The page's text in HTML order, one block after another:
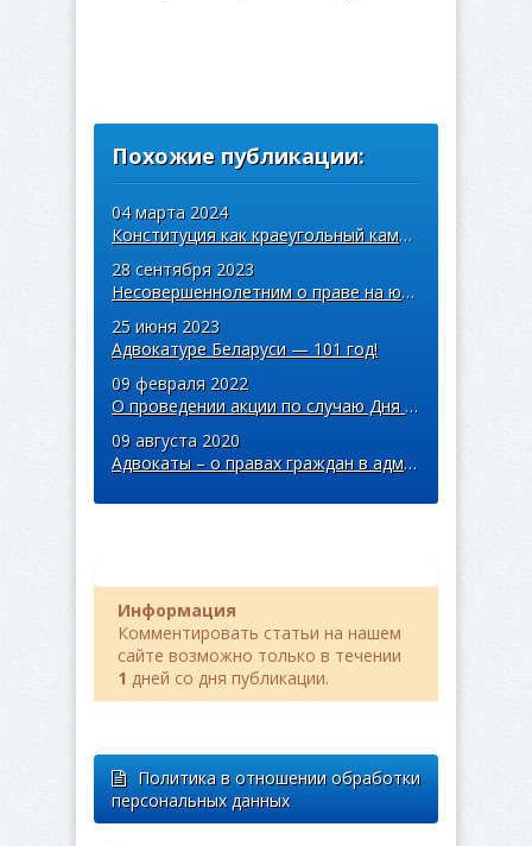
Похожие публикации:
04 марта 2024
Конституция как краеугольный камень законодательства и основа для защиты пр ...
28 сентября 2023
Несовершеннолетним о праве на юридическую помощь и об ответственности за не ...
25 июня 2023
Адвокатуре Беларуси — 101 год!
09 февраля 2022
О проведении акции по случаю Дня памяти воинов-интернационалистов
09 августа 2020
Адвокаты – о правах граждан в административном процессе.
Информация
Комментировать статьи на нашем
сайте возможно только в течении
1 дней со дня публикации.
Политика в отношении обработки
персональных данных